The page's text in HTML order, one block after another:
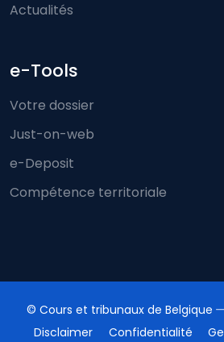
Actualités
e-Tools
Votre dossier
Just-on-web
e-Deposit
Compétence territoriale
© Cours et tribunaux de Belgique
Disclaimer
Confidentialité